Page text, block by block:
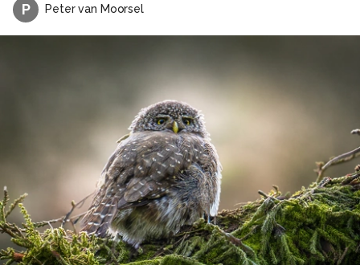
P Peter van Moorsel